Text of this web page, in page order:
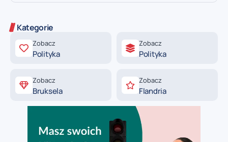
Kategorie
Zobacz
Polityka
Zobacz
Polityka
Zobacz
Bruksela
Zobacz
Flandria